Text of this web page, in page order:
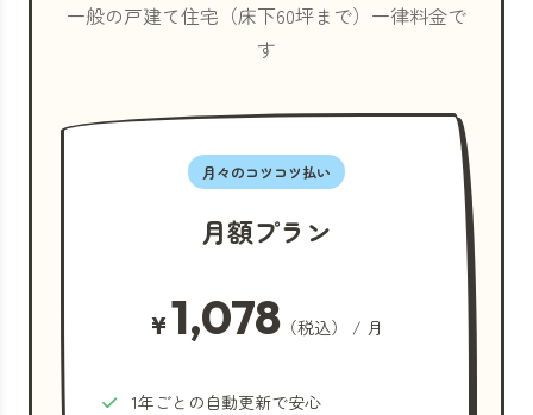
一般の戸建て住宅（床下60坪まで）一律料金で
す
月々のコツコツ払い
月額プラン
¥1,078（税込） / 月
1年ごとの自動更新で安心